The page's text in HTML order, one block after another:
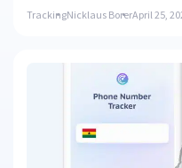
TrackingNicklaus BorerApril 25,